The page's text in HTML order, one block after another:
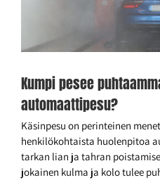
Kumpi pesee
automaattipesu?
Käsinpesu on perinteinen
henkilökohtaista huolenpitoa
tarkan lian ja tahran
jokainen kulma ja kolo tulee